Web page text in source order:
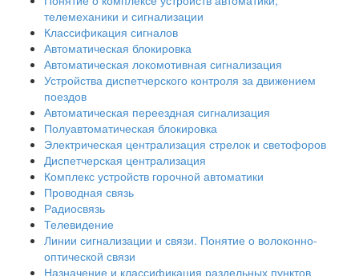
телемеханики и сигнализации
Классификация сигналов
Автоматическая блокировка
Автоматическая локомотивная сигнализация
Устройства диспетчерского контроля за движением
поездов
Автоматическая переездная сигнализация
Полуавтоматическая блокировка
Электрическая централизация стрелок и светофоров
Диспетчерская централизация
Комплекс устройств горочной автоматики
Проводная связь
Радиосвязь
Телевидение
Линии сигнализации и связи. Понятие о волоконно-
оптической связи
Назначение и классификация раздельных пунктов